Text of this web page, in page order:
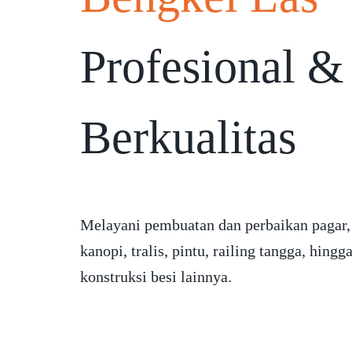
Profesional &
Berkualitas
Melayani pembuatan dan perbaikan pagar,
kanopi, tralis, pintu, railing tangga, hingga
konstruksi besi lainnya.